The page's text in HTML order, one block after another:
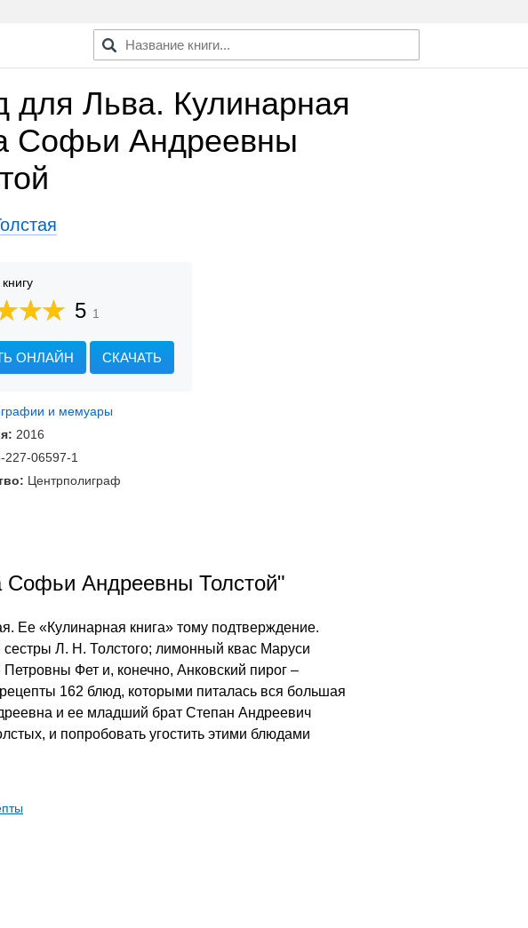
для Льва. Кулинарная
Софьи Андреевны
5 1
ОНЛАЙН СКАЧАТЬ
и мемуары
2016
227-06597-1
Центрполиграф
Софьи Андреевны Толстой"
«Кулинарная книга» тому подтверждение.
Л. Н. Толстого; лимонный квас Маруси
Фет и, конечно, Анковский пирог –
162 блюд, которыми питалась вся большая
и ее младший брат Степан Андреевич
и попробовать угостить этими блюдами